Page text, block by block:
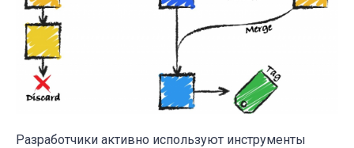
Разработчики активно используют инструменты